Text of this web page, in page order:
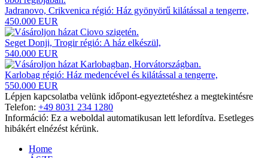
Jadranovo, Crikvenica régió: Ház gyönyörű kilátással a tengerre,
450.000 EUR
Seget Donji, Trogir régió: A ház elkészül,
540.000 EUR
Karlobag régió: Ház medencével és kilátással a tengerre,
550.000 EUR
Lépjen kapcsolatba velünk időpont-egyeztetéshez a megtekintésre
Telefon: +49 8031 234 1280
Információ: Ez a weboldal automatikusan lett lefordítva. Esetleges
hibákért elnézést kérünk.
Home